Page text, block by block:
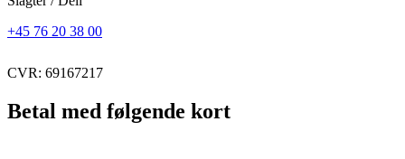
+45 76 20 38 00
CVR: 69167217
Betal med følgende kort